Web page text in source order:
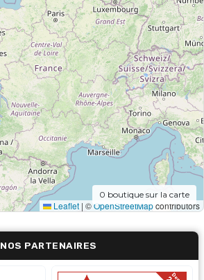
Leaflet | ©OpenStreetMapcontributors
0 boutique sur la carte
NOS PARTENAIRES